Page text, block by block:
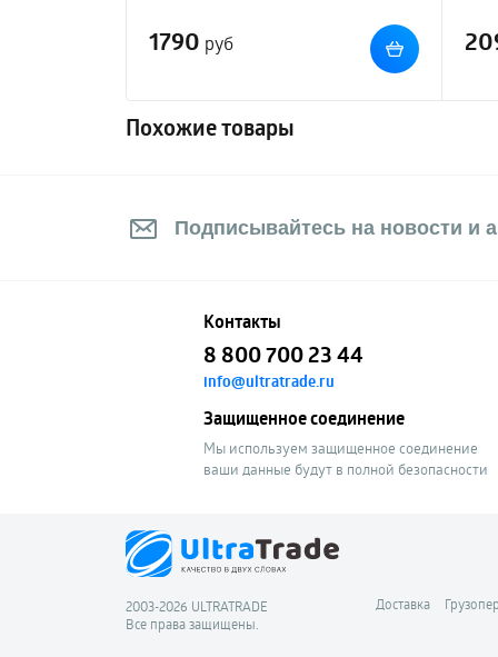
1790 руб
Похожие товары
Подписывайтесь на новости и
Контакты
8 800 700 23 44
info@ultratrade.ru
Защищенное соединение
Мы используем защищенное соединение
ваши данные будут в полной безопасности
Доставка
2003-2026 ULTRATRADE
Все права защищены.